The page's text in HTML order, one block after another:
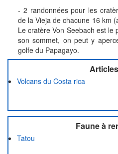
- 2 randonnées pour les
de la Vieja de chacune 16 km
Le cratère Von Seebach est le
son sommet, on peut y
golfe du Papagayo.
Volcans du Costa rica
Faune à
Tatou